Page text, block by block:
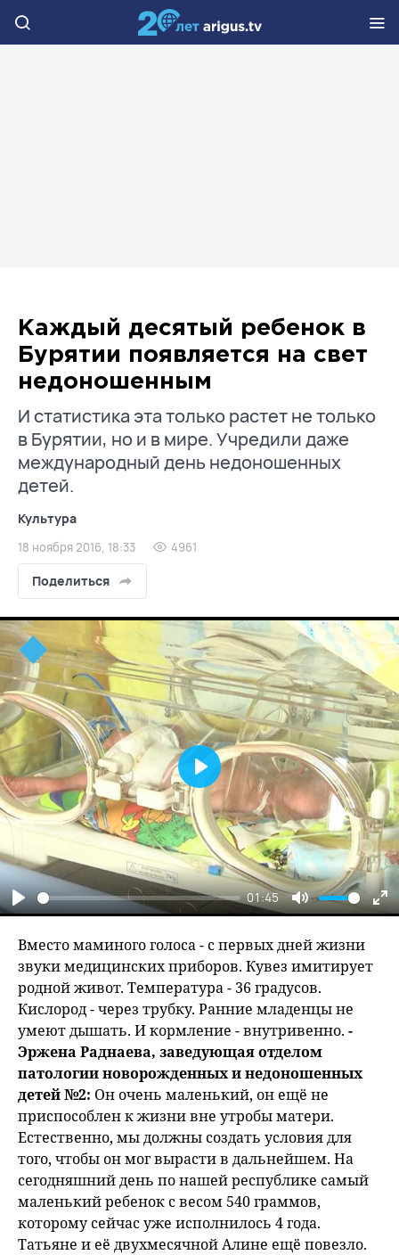
Каждый десятый ребенок в
Бурятии появляется на свет
недоношенным
И статистика эта только растет не только
в Бурятии, но и в мире. Учредили даже
международный день недоношенных
детей.
Культура
18 ноября 2016, 18:33 4961
Поделиться
Play
01:45
Mute
Play
Вместо маминого голоса - с первых дней жизни
звуки медицинских приборов. Кувез имитирует
родной живот. Температура - 36 градусов.
Кислород - через трубку. Ранние младенцы не
умеют дышать. И кормление - внутривенно. -
Эржена Раднаева, заведующая отделом
патологии новорожденных и недоношенных
детей №2: Он очень маленький, он ещё не
приспособлен к жизни вне утробы матери.
Естественно, мы должны создать условия для
того, чтобы он мог вырасти в дальнейшем. На
сегодняшний день по нашей республике самый
маленький ребенок с весом 540 граммов,
которому сейчас уже исполнилось 4 года.
Татьяне и её двухмесячной Алине ещё повезло.